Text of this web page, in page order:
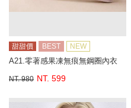
甜甜價 BEST NEW
A21.零著感果凍無痕無鋼圈內衣
NT. 980 NT. 599